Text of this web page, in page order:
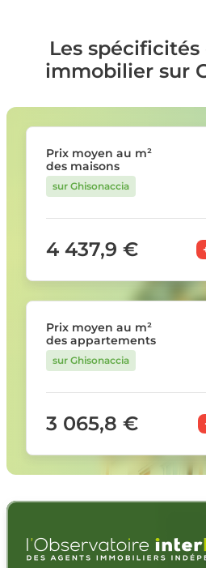
Les
immobilier sur
Prix moyen au m²
des maisons
sur Ghisonaccia
4 437,9 €
Prix moyen au m²
des appartements
sur Ghisonaccia
3 065,8 €